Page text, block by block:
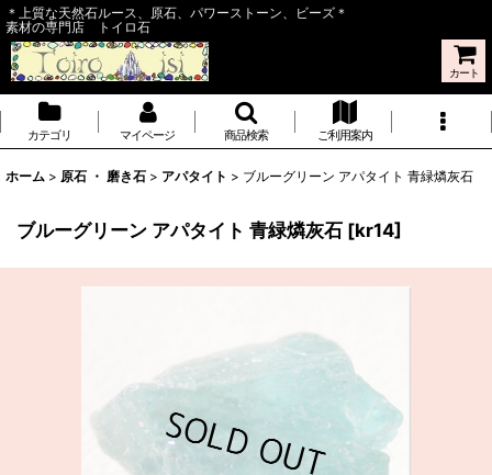
＊上質な天然石ルース、原石、パワーストーン、ビーズ＊
素材の専門店 トイロ石
カート
カテゴリ マイページ 商品検索 ご利用案内
ホーム > 原石 ・ 磨き石 > アパタイト > ブルーグリーン アパタイト 青緑燐灰石
ブルーグリーン アパタイト 青緑燐灰石 [kr14]